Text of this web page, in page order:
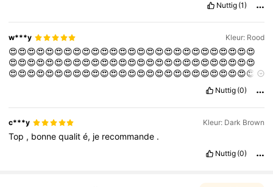
4.86 303K Volgers
4.86 303K Volgers
aufschraubbarerD
sezumverteilenundeinemfixierspraywelchesallesnoch
besseran seinem
kleinenPreis wie langeeshä
lt!
Nuttig (1)
w***y Kleur: Rood
😍😍😍😍😍😍😍😍😍😍😍😍😍😍😍😍😍😍😍😍😍😍😍😍😍😍😍
😍😍😍😍😍😍😍😍😍😍😍😍😍😍😍😍😍😍😍😍😍😍😍😍😍😍😍
😍😍😍😍😍😍😍😍😍😍😍😍😍😍😍😍😍😍😍😍😍😍😍😍😍😍😍
😍😍😍😍😍😍😍😍😍😍😍😍😍😍😍😍😍😍😍😍😍😍😍😍😍😍😍
😍😍😍😍😍😍😍😍😍😍😍😍😍😍😍😍😍😍😍😍😍😍😍😍😍
Nuttig (0)
c***y Kleur: Dark Brown
Top , bonnequalité, je recommande .
Nuttig (0)